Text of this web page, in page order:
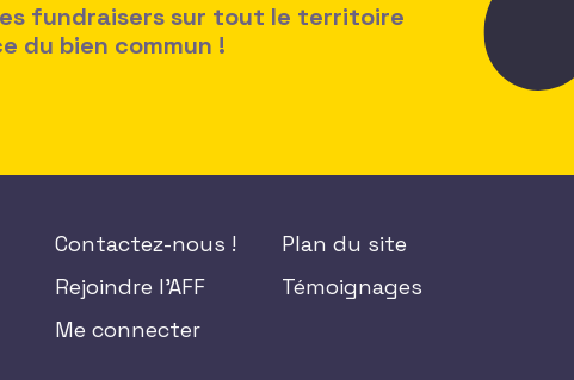
fundraisers sur tout le territoire
du bien commun !
Contactez-nous !
Rejoindre l'AFF
Me connecter
Plan du site
Témoignages